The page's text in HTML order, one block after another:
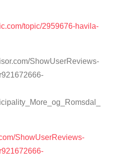
topic/2959676-havila-
ShowUserReviews-
ShowUserReviews-